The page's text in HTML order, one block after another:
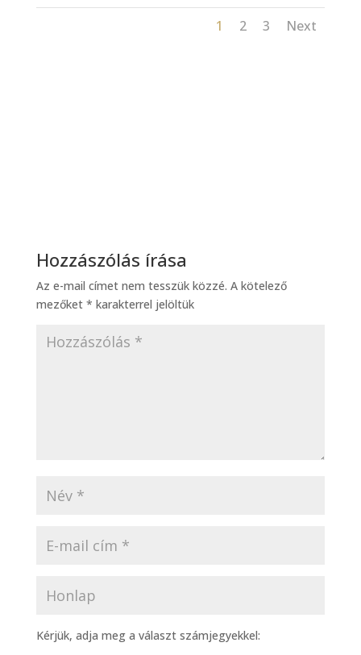
1 2 3 Next
Hozzászólás írása
Az e-mail címet nem tesszük közzé. A kötelező
mezőket * karakterrel jelöltük
Kérjük, adja meg a választ számjegyekkel: